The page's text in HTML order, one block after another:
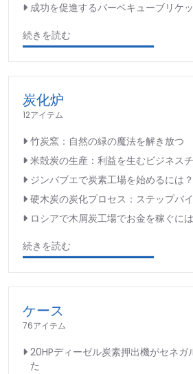
成功を促進するバーベキューブリケ
続きを読む
炭化炉
12アイテム
竹炭窯：自然の緑の魔法を解き放つ
米殻炭の生産：利益を生むビジネス
ジンバブエで炭素工場を始めるには？
硬木炭の炭化プロセス：ステップバ
ロシアで木屑炭工場でお金を稼ぐに
続きを読む
ケース
76アイテム
20HPディーゼル炭素押出機がセネガ
た